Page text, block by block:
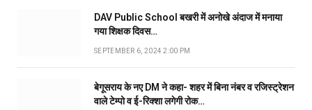
DAV Public School बखरी में अनोखे अंदाज में मनाया
गया शिक्षक दिवस…
SEPTEMBER 6, 2024 2:00 PM
बेगूसराय के नए DM ने कहा- शहर में बिना नंबर व रजिस्ट्रेशन
वाले टेम्पो व ई-रिक्शा लगेगी रोक…